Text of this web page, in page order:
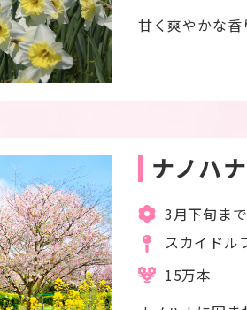
甘く爽やかな香
ナノハナ
3月下旬まで
スカイドル
15万本